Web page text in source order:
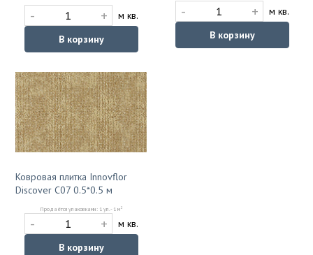
- +
м кв.
В корзину
- +
м кв.
В корзину
Ковровая плитка Innovflor
Discover C07 0.5*0.5 м
Продаётся упаковками: 1 уп. - 1 м2
- +
м кв.
В корзину